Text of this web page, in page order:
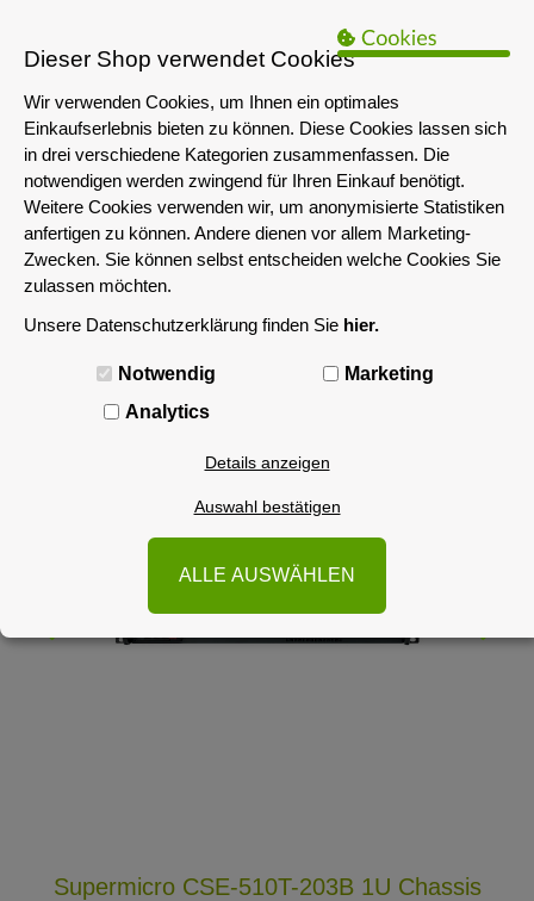
Das servershop-bayern.de Angebot richtet sich nur an
Unternehmen i.S.d. § 14 BGB sowie die öffentliche Hand. Ein Verkauf
an Privatpersonen ist nicht möglich.
MENÜ
Supermicro CSE-510T-203B 1U Chassis
Dieser Shop verwendet Cookies
Wir verwenden Cookies, um Ihnen ein optimales
Einkaufserlebnis bieten zu können. Diese Cookies lassen sich
in drei verschiedene Kategorien zusammenfassen. Die
notwendigen werden zwingend für Ihren Einkauf benötigt.
Weitere Cookies verwenden wir, um anonymisierte Statistiken
anfertigen zu können. Andere dienen vor allem Marketing-
Zwecken. Sie können selbst entscheiden welche Cookies Sie
zulassen möchten.
Unsere Datenschutzerklärung finden Sie hier.
Notwendig
Marketing
Analytics
Details anzeigen
Auswahl bestätigen
ALLE AUSWÄHLEN